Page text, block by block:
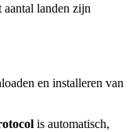
aantal landen zijn
en installeren van
is automatisch,